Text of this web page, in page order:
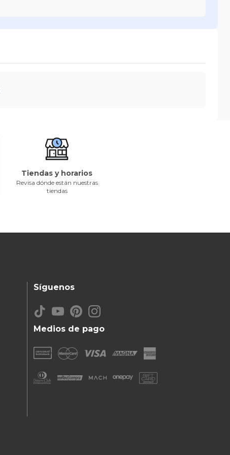
Tiendas y horarios
Revisa dónde están nuestras
tiendas
Medios de pago
Síguenos